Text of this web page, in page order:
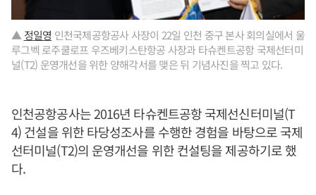
▲정일영 인천국제공항공사 사장이 22일 인천 중구 본사 회의실에서 울
루그벡 로주쿨로프 우즈베키스탄항공 사장과 타슈켄트공항 국제선터미
널(T2) 운영개선을 위한 양해각서를 맺은 뒤 기념사진을 찍고 있다.
인천공항공사는 2016년 타슈켄트공항 국제선신터미널(T
4) 건설을 위한 타당성조사를 수행한 경험을 바탕으로 국제
선터미널(T2)의 운영개선을 위한 컨설팅을 제공하기로 했
다.